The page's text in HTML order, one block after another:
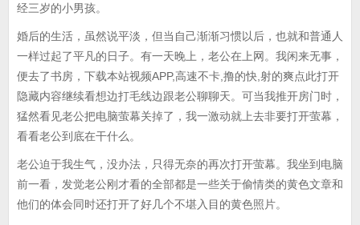
经三岁的小男孩。
婚后的生活，虽然说平淡，但当自己渐渐习惯以后，也就和普通人
一样过起了平凡的日子。有一天晚上，老公在上网。我闲来无事，
便去了书房，下载本站视频APP,高速不卡,撸的快,射的爽点此打开
隐藏内容继续看想边打毛线边跟老公聊聊天。可当我推开房门时，
猛然看见老公把电脑萤幕关掉了，我一激动就上去非要打开萤幕，
看看老公到底在干什么。
老公迫于我生气，没办法，只得无奈的再次打开萤幕。我坐到电脑
前一看，发觉老公刚才看的全部都是一些关于偷情类的黄色文章和
他们的体会同时还打开了好几个不堪入目的黄色照片。